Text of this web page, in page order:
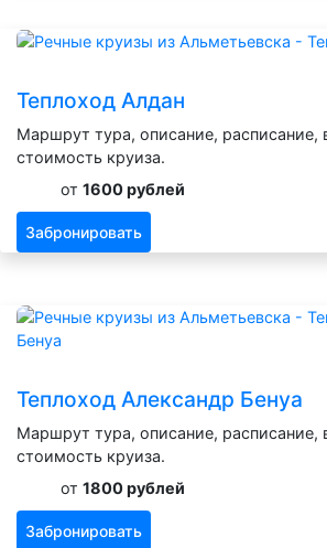
Теплоход Алдан
Маршрут тура, описание, расписание,
стоимость круиза.
от 1600 рублей
Забронировать
Теплоход Александр Бенуа
Маршрут тура, описание, расписание,
стоимость круиза.
от 1800 рублей
Забронировать